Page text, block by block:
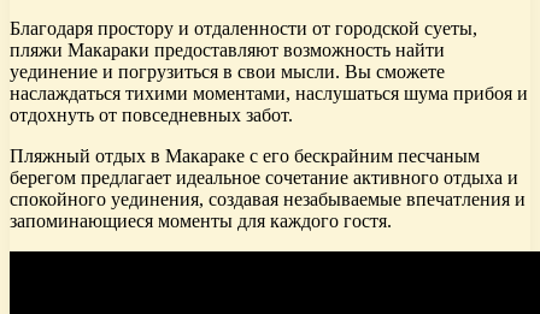
Благодаря простору и отдаленности от городской суеты,
пляжи Макараки предоставляют возможность найти
уединение и погрузиться в свои мысли. Вы сможете
наслаждаться тихими моментами, наслушаться шума прибоя и
отдохнуть от повседневных забот.
Пляжный отдых в Макараке с его бескрайним песчаным
берегом предлагает идеальное сочетание активного отдыха и
спокойного уединения, создавая незабываемые впечатления и
запоминающиеся моменты для каждого гостя.